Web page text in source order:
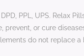
DPD, PPL, UPS. Relax
prevent, or cure
do not replace